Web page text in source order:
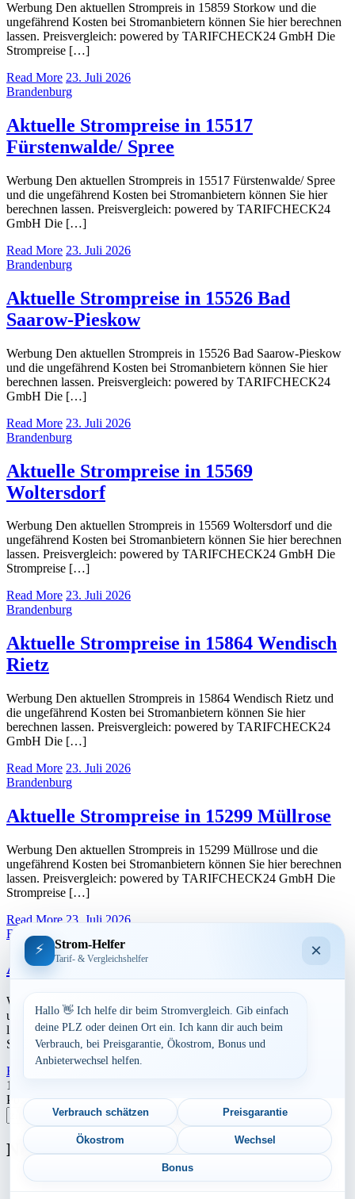
Werbung Den aktuellen Strompreis in 15859 Storkow und die
ungefährend Kosten bei Stromanbietern können Sie hier berechnen
lassen. Preisvergleich: powered by TARIFCHECK24 GmbH Die
Strompreise […]
Read More 23. Juli 2026
Brandenburg
Aktuelle Strompreise in 15517
Fürstenwalde/ Spree
Werbung Den aktuellen Strompreis in 15517 Fürstenwalde/ Spree
und die ungefährend Kosten bei Stromanbietern können Sie hier
berechnen lassen. Preisvergleich: powered by TARIFCHECK24
GmbH Die […]
Read More 23. Juli 2026
Brandenburg
Aktuelle Strompreise in 15526 Bad
Saarow-Pieskow
Werbung Den aktuellen Strompreis in 15526 Bad Saarow-Pieskow
und die ungefährend Kosten bei Stromanbietern können Sie hier
berechnen lassen. Preisvergleich: powered by TARIFCHECK24
GmbH Die […]
Read More 23. Juli 2026
Brandenburg
Aktuelle Strompreise in 15569
Woltersdorf
Werbung Den aktuellen Strompreis in 15569 Woltersdorf und die
ungefährend Kosten bei Stromanbietern können Sie hier berechnen
lassen. Preisvergleich: powered by TARIFCHECK24 GmbH Die
Strompreise […]
Read More 23. Juli 2026
Brandenburg
Aktuelle Strompreise in 15864 Wendisch
Rietz
Werbung Den aktuellen Strompreis in 15864 Wendisch Rietz und
die ungefährend Kosten bei Stromanbietern können Sie hier
berechnen lassen. Preisvergleich: powered by TARIFCHECK24
GmbH Die […]
Read More 23. Juli 2026
Brandenburg
Aktuelle Strompreise in 15299 Müllrose
Werbung Den aktuellen Strompreis in 15299 Müllrose und die
ungefährend Kosten bei Stromanbietern können Sie hier berechnen
lassen. Preisvergleich: powered by TARIFCHECK24 GmbH Die
Strompreise […]
Read More 23. Juli 2026
Brandenburg
Aktuelle Strompreise in 15537 Erkner
Werbung Den aktuellen Strompreis in 15537 Erkner und die
ungefährend Kosten bei Stromanbietern können Sie hier berechnen
lassen. Preisvergleich: powered by TARIFCHECK24 GmbH Die
Strompreise […]
Read More
Seitennummerierung
der
Beiträge
1
Postleitzahl eingeben
Suchen
Neu berechnet
Aktuelle Strompreise in 38486 Klötze, Apenburg-Winterfeld
⚡ Strom-Helfer
Tarif- & Vergleichshelfer ×
Hallo 👋 Ich helfe dir beim Stromvergleich. Gib einfach
deine PLZ oder deinen Ort ein. Ich kann dir auch beim
Verbrauch, bei Preisgarantie, Ökostrom, Bonus und
Anbieterwechsel helfen.
Verbrauch schätzen Preisgarantie
Ökostrom Wechsel
Bonus